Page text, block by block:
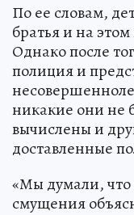
По ее словам,
братья и на
Однако после
полиция и
никакие они не
вычислены и
доставленные
«Мы думали, что
смущения